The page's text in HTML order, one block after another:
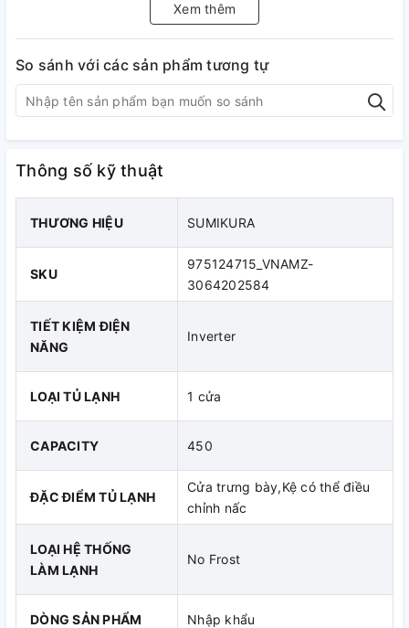
Xem thêm
So sánh với các sản phẩm tương tự
Thông số kỹ thuật
THƯƠNG HIỆU SUMIKURA
SKU
975124715_VNAMZ-
3064202584
TIẾT KIỆM ĐIỆN
NĂNG
Inverter
LOẠI TỦ LẠNH 1 cửa
CAPACITY 450
ĐẶC ĐIỂM TỦ LẠNH
Cửa trưng bày,Kệ có thể điều
chỉnh nấc
LOẠI HỆ THỐNG
LÀM LẠNH
No Frost
DÒNG SẢN PHẨM Nhập khẩu